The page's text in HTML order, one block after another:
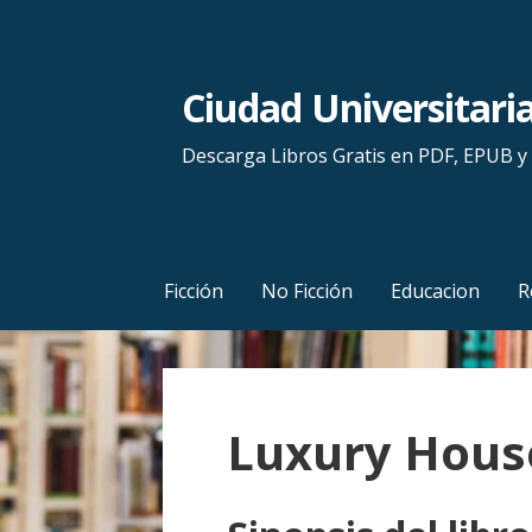
n
t
e
n
i
d
Ciudad
Descarga Libros Gratis en PDF, EPUB y
Ficción No Ficción Educacion
Luxury